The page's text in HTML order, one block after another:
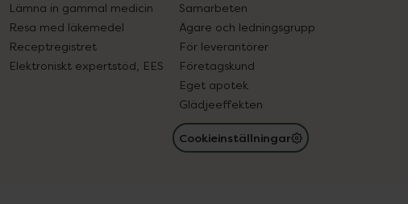
Lämna in gammal medicin
Resa med läkemedel
Receptregistret
Elektroniskt expertstöd, EES
Samarbeten
Ägare och ledningsgrupp
För leverantörer
Företagskund
Eget apotek
Glädjeeffekten
Cookieinställningar